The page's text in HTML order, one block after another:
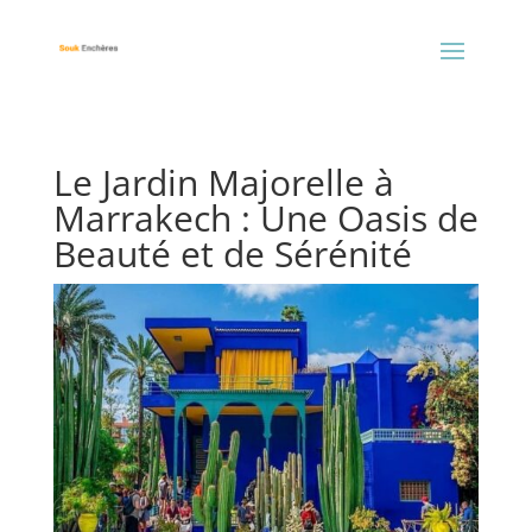
Le Jardin Majorelle à
Marrakech : Une Oasis de
Beauté et de Sérénité